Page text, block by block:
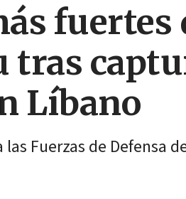
tras
Líbano
Fuerzas de Defensa